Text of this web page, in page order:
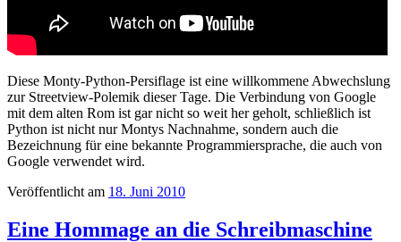
Diese Monty-Python-Persiflage ist eine willkommene Abwechslung
zur Streetview-Polemik dieser Tage. Die Verbindung von Google
mit dem alten Rom ist gar nicht so weit her geholt, schließlich ist
Python ist nicht nur Montys Nachnahme, sondern auch die
Bezeichnung für eine bekannte Programmiersprache, die auch von
Google verwendet wird.
Veröffentlicht am 18. Juni 2010
Eine Hommage an die Schreibmaschine